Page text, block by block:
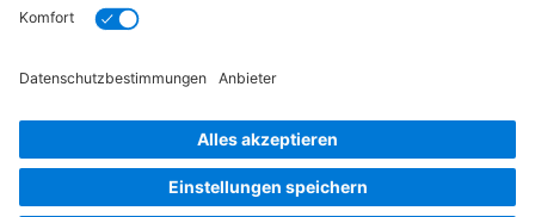
© 2026. Daimler Truck AG. Alle Rechte vorbehalten
Widerrufsbelehrung
Hinweise